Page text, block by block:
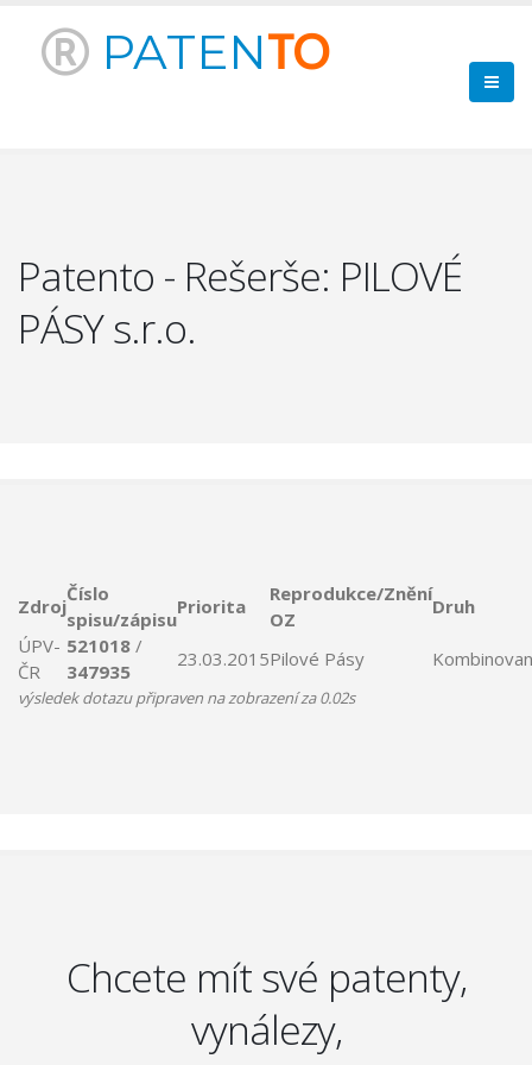
PATENTO
Patento - Rešerše: PILOVÉ
PÁSY s.r.o.
Zdroj
Číslo
spisu/zápisu
Priorita
Reprodukce/Znění
OZ
Druh
ÚPV-
ČR
521018 /
347935
23.03.2015Pilové Pásy
výsledek dotazu připraven na zobrazení za 0.02s
Chcete mít své patenty,
vynálezy,